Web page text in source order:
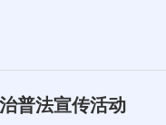
普法宣传活动